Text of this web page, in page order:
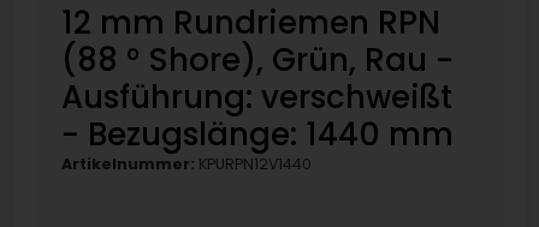
12 mm Rundriemen RPN
(88 ° Shore), Grün, Rau -
Ausführung: verschweißt
- Bezugslänge: 1440 mm
Artikelnummer: KPURPN12V1440